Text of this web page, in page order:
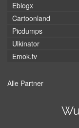
Eblogx
Cartoonland
Picdumps
Ulkinator
Emok.tv
Alle Partner